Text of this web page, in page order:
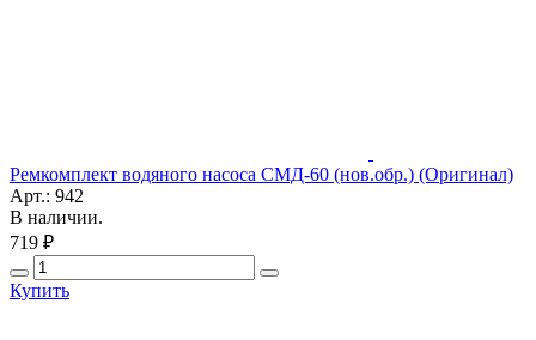
Ремкомплект водяного насоса СМД-60 (нов.обр.) (Оригинал)
Арт.: 942
В наличии.
719 ₽
Купить